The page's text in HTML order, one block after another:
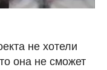
не хотели
она не сможет